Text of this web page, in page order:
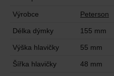
Výrobce Peterson
Délka dýmky 155 mm
Výška hlavičky 55 mm
Šířka hlavičky 48 mm